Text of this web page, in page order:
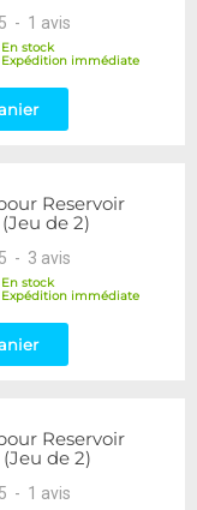
5 - 1 avis
En stock
Expédition immédiate
Reservoir
de 2)
5 - 3 avis
En stock
Expédition immédiate
Reservoir
de 2)
5 - 1 avis